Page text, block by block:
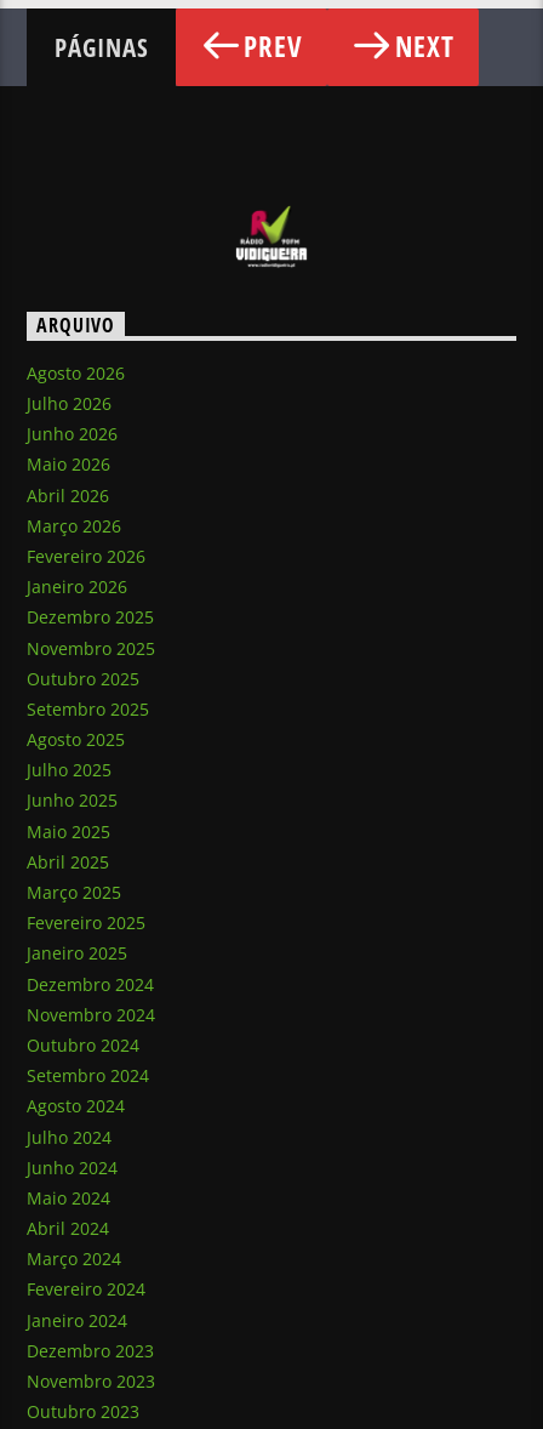
PÁGINAS PREV NEXT
ARQUIVO
Agosto 2026
Julho 2026
Junho 2026
Maio 2026
Abril 2026
Março 2026
Fevereiro 2026
Janeiro 2026
Dezembro 2025
Novembro 2025
Outubro 2025
Setembro 2025
Agosto 2025
Julho 2025
Junho 2025
Maio 2025
Abril 2025
Março 2025
Fevereiro 2025
Janeiro 2025
Dezembro 2024
Novembro 2024
Outubro 2024
Setembro 2024
Agosto 2024
Julho 2024
Junho 2024
Maio 2024
Abril 2024
Março 2024
Fevereiro 2024
Janeiro 2024
Dezembro 2023
Novembro 2023
Outubro 2023